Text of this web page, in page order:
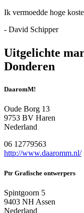
Ik vermoedde hoge
- David Schipper
Uitgelichte
Donderen
DaaromM!
Oude Borg 13
9753 BV Haren
Nederland
06 12779563
http://www.daaromm.nl/
Ptr Grafische ontwerpers
Spintgoorn 5
9403 NH Assen
Nederland